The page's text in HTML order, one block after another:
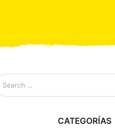
CATEGORÍAS